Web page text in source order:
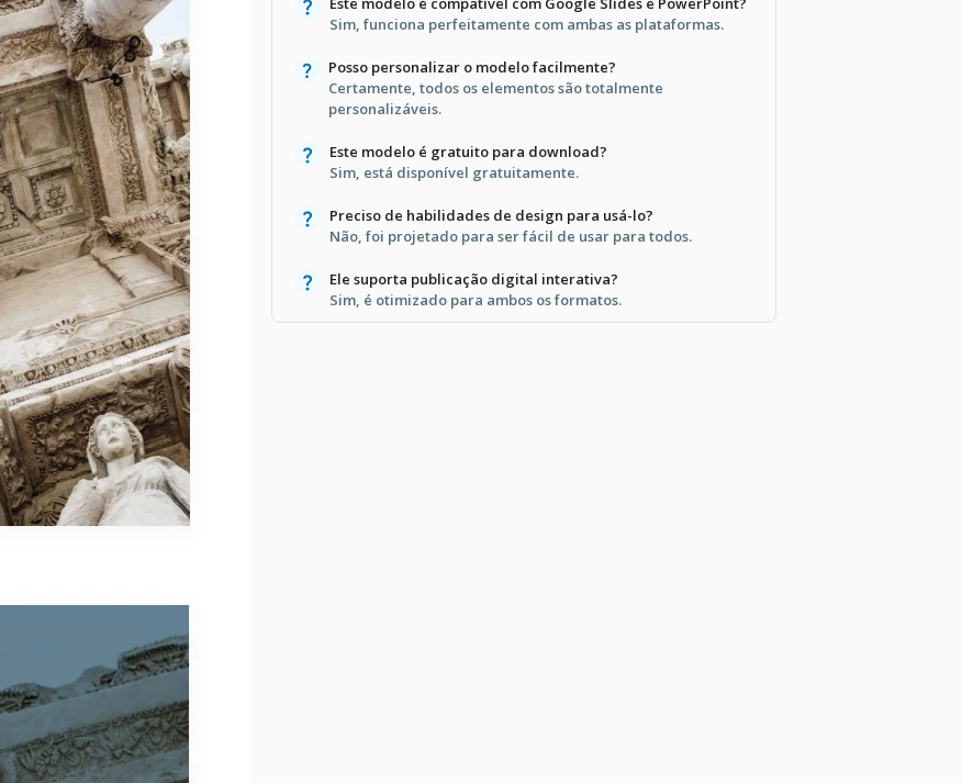
Sim, funciona perfeitamente com ambas as plataformas.
Posso personalizar o modelo facilmente?
Certamente, todos os elementos são totalmente
personalizáveis.
Este modelo é gratuito para download?
Sim, está disponível gratuitamente.
Preciso de habilidades de design para usá-lo?
Não, foi projetado para ser fácil de usar para todos.
Ele suporta publicação digital interativa?
Sim, é otimizado para ambos os formatos.